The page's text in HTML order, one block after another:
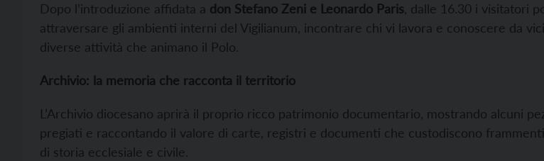
Dopo l’introduzione affidata a don Stefano Zeni e Leonardo Paris, dalle 16.30 i visitatori
attraversare gli ambienti interni del Vigilianum, incontrare chi vi lavora e conoscere da
diverse attività che animano il Polo.
Archivio: la memoria che racconta il territorio
L’Archivio diocesano aprirà il proprio ricco patrimonio documentario, mostrando alcuni
pregiati e raccontando il valore di carte, registri e documenti che custodiscono
di storia ecclesiale e civile.